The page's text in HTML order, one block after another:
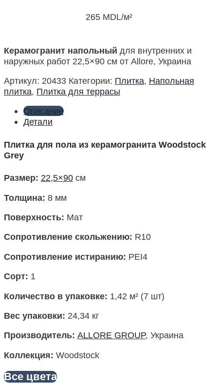
265 MDL/м²
Керамогранит напольный для внутренних и
наружных работ 22,5×90 см от Allore, Украина
Артикул: 20433 Категории: Плитка, Напольная
плитка, Плитка для террасы
Описание
Детали
Плитка для пола из керамогранита Woodstock
Grey
Размер: 22,5×90 см
Толщина: 8 мм
Поверхность: Мат
Сопротивление скольжению: R10
Сопротивление истиранию: PEI4
Сорт: 1
Количество в упаковке: 1,42 м² (7 шт)
Вес упаковки: 24,34 кг
Производитель: ALLORE GROUP, Украина
Коллекция: Woodstock
Все цвета